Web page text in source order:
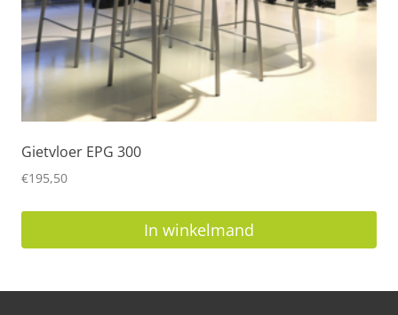
Gietvloer EPG 300
€195,50
In winkelmand